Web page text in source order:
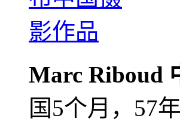
Marc Riboud
国5个月，57